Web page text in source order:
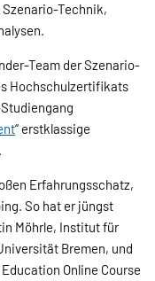
Technik,
Team der Szenario-
Hochschulzertifikats
“ erstklassige
Erfahrungsschatz,
So hat er jüngst
Möhrle, Institut für
Bremen, und
Online Course